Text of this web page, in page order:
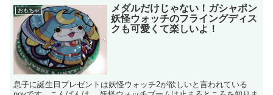
おもちゃ
メダルだけじゃない！ガシャポン
妖怪ウォッチのフライングディス
クも可愛くて楽しいよ！
息子に誕生日プレゼントは妖怪ウォッチ2が欲しいと言われている